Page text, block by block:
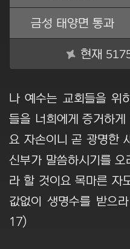
금성 태양면 통과
현재
나 예수는 교회들을 위
들을 너희에게 증거하
요 자손이니 곧 광명한
신부가 말씀하시기를
라 할 것이요 목마른 자
값없이 생명수를 받으
17)